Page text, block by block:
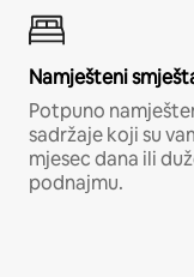
Namješteni
Potpuno
sadržaje koji su
mjesec dana ili
podnajmu.